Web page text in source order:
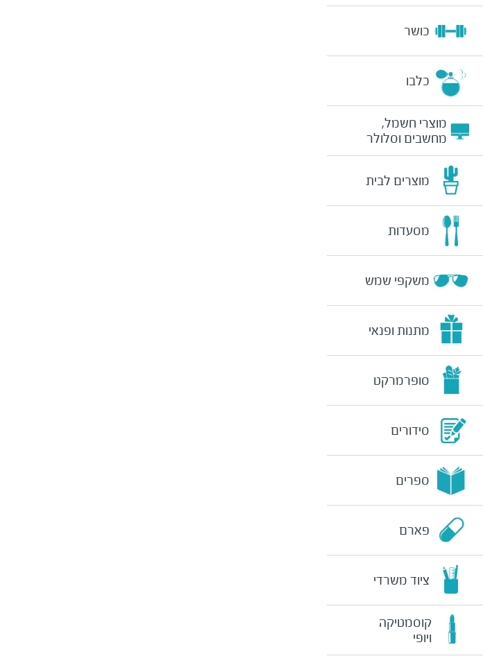
כושר
כלבו
מוצרי חשמל,
מחשבים וסלולר
מוצרים לבית
מסעדות
משקפי שמש
מתנות ופנאי
סופרמרקט
סידורים
ספרים
פארם
ציוד משרדי
קוסמטיקה
ויופי